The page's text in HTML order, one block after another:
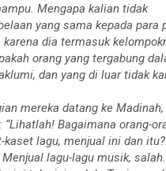
Mengapa kalian tidak
yang sama kepada para
karena dia termasuk
orang yang tergabung
dan yang di luar tidak
mereka datang ke Madinah,
Bagaimana orang-
lagu, menjual ini dan
lagu-lagu musik, salah.